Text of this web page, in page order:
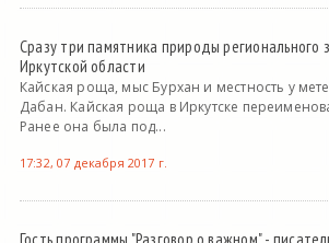
Сразу три памятника природы регионального
Иркутской области
Кайская роща, мыс Бурхан и местность у
Дабан. Кайская роща в Иркутске
Ранее она была под...
17:32, 07 декабря 2017 г.